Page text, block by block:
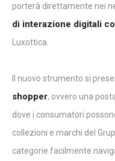
porterà direttamente nei
di interazione digitali
Luxottica.
Il nuovo strumento si
shopper, ovvero una
dove i consumatori
collezioni e marchi del
categorie facilmente